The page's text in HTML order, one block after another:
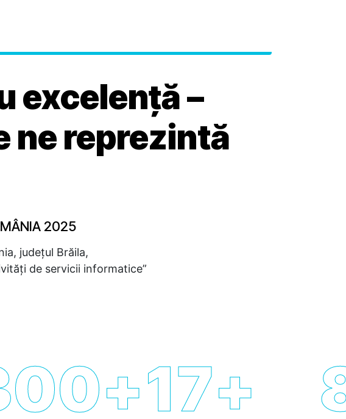
excelență –
ne reprezintă
2025
județul Brăila,
de servicii informatice”
+17+